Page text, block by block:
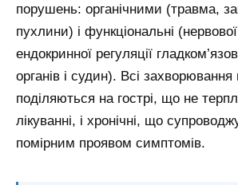
порушень: органічними (травма,
пухлини) і функціональні
ендокринної регуляції
органів і судин). Всі
поділяються на гострі, що не
лікуванні, і хронічні, що
помірним проявом симптомів.